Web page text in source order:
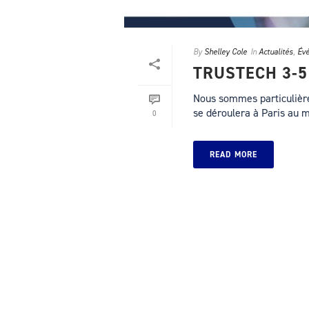
0
By Shelley Cole In Actualités,
TRUSTECH 3-
Nous sommes
se déroulera à Paris au
READ MORE